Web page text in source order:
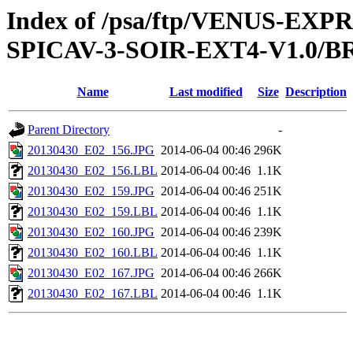
Index of /psa/ftp/VENUS-
SPICAV-3-SOIR-EXT4-V1.0/
Name Last modified Size Description
Parent Directory
-
20130430_E02_156.JPG 2014-06-04 00:46 296K
20130430_E02_156.LBL 2014-06-04 00:46 1.1K
20130430_E02_159.JPG 2014-06-04 00:46 251K
20130430_E02_159.LBL 2014-06-04 00:46 1.1K
20130430_E02_160.JPG 2014-06-04 00:46 239K
20130430_E02_160.LBL 2014-06-04 00:46 1.1K
20130430_E02_167.JPG 2014-06-04 00:46 266K
20130430_E02_167.LBL 2014-06-04 00:46 1.1K